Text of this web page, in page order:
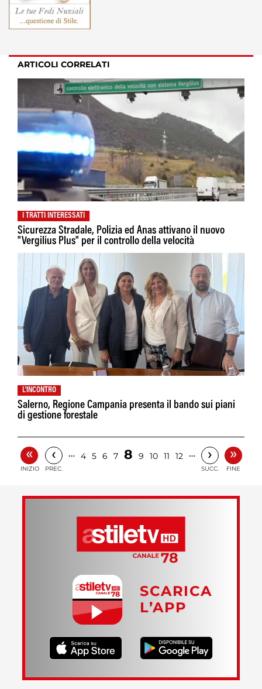
ARTICOLI CORRELATI
I TRATTI INTERESSATI
Sicurezza Stradale, Polizia ed Anas attivano il nuovo
"Vergilius Plus" per il controllo della velocità
L'INCONTRO
Salerno, Regione Campania presenta il bando sui piani
di gestione forestale
«
INIZIO
‹
PREC.
… 4 5 6 7 8 9 10 11 12 … ›
SUCC.
»
FINE
SCARICA
L’APP